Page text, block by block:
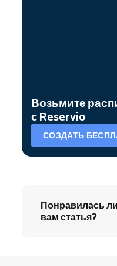
Возьмите
с Reservio
СОЗДАТЬ
Понравилась ли
вам статья?